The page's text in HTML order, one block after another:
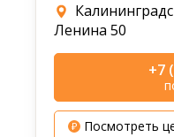
Ленина 50
+7
Посмотреть